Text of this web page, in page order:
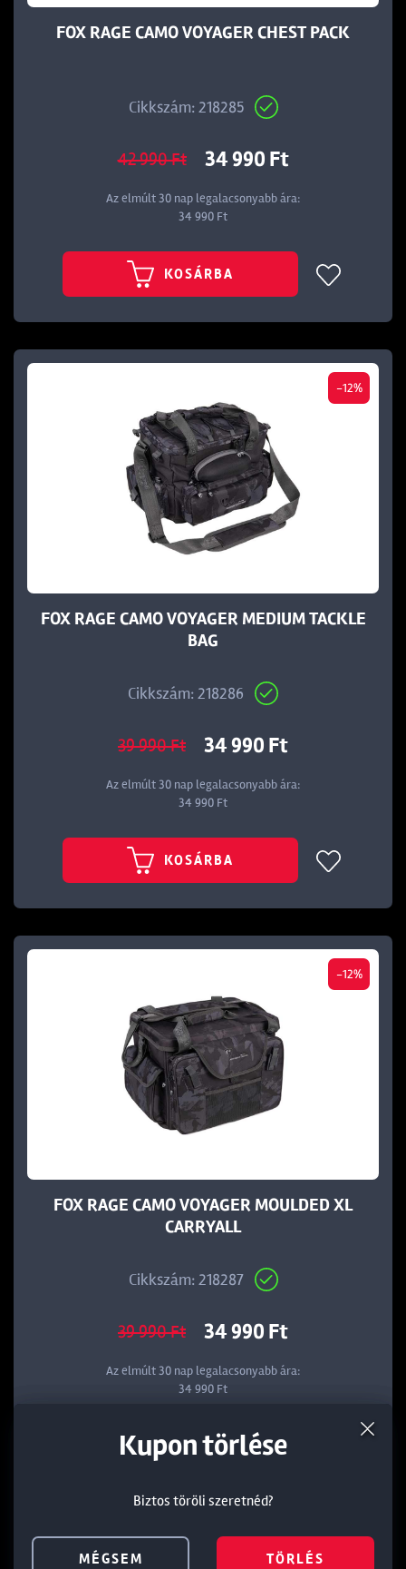
FOX RAGE CAMO VOYAGER CHEST PACK
Cikkszám: 218285
42 990 Ft 34 990 Ft
Az elmúlt 30 nap legalacsonyabb ára:
34 990 Ft
KOSÁRBA
-12%
FOX RAGE CAMO VOYAGER MEDIUM TACKLE
BAG
Cikkszám: 218286
39 990 Ft 34 990 Ft
Az elmúlt 30 nap legalacsonyabb ára:
34 990 Ft
KOSÁRBA
-12%
FOX RAGE CAMO VOYAGER MOULDED XL
CARRYALL
Cikkszám: 218287
39 990 Ft 34 990 Ft
Az elmúlt 30 nap legalacsonyabb ára:
34 990 Ft
KOSÁRBA
Termék törlése a kosárból
Biztos töröli szeretnéd?
MÉGSEM TÖRLÉS
Kedvezmény törlése
Biztos töröli szeretnéd?
MÉGSEM TÖRLÉS
Kupon törlése
Biztos töröli szeretnéd?
MÉGSEM TÖRLÉS